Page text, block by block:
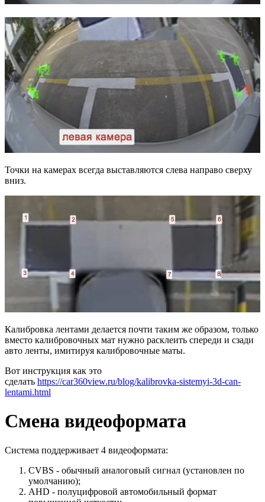
Точки на камерах всегда выставляются слева направо сверху
вниз.
Калибровка лентами делается почти таким же образом, только
вместо калибровочных мат нужно расклеить спереди и сзади
авто ленты, имитируя калибровочные маты.
Вот инструкция как это
сделать https://car360view.ru/blog/kalibrovka-sistemyi-3d-can-
lentami.html
Смена видеоформата
Система поддерживает 4 видеоформата:
CVBS - обычный аналоговый сигнал (установлен по
умолчанию);
AHD - полуцифровой автомобильный формат